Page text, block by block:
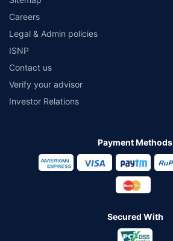
Careers
Legal & Admin policies
ISNP
Contact us
Verify your advisor
Investor Relations
Payment Methods
Secured With